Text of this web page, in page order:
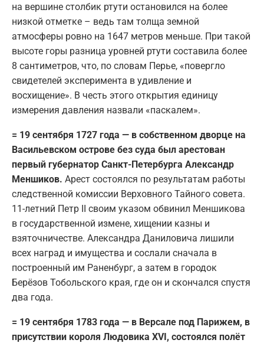
на вершине столбик ртути остановился на более
низкой отметке – ведь там толща земной
атмосферы ровно на 1647 метров меньше. При такой
высоте горы разница уровней ртути составила более
8 сантиметров, что, по словам Перье, «повергло
свидетелей эксперимента в удивление и
восхищение». В честь этого открытия единицу
измерения давления назвали «паскалем».
= 19 сентября 1727 года — в собственном дворце на
Васильевском острове без суда был арестован
первый губернатор Санкт-Петербурга Александр
Меншиков. Арест состоялся по результатам работы
следственной комиссии Верховного Тайного совета.
11-летний Петр II своим указом обвинил Меншикова
в государственной измене, хищении казны и
взяточничестве. Александра Даниловича лишили
всех наград и имущества и сослали сначала в
построенный им Раненбург, а затем в городок
Берёзов Тобольского края, где он и скончался спустя
два года.
= 19 сентября 1783 года — в Версале под Парижем, в
присутствии короля Людовика XVI, состоялся полёт